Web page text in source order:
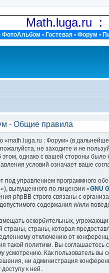
Math.luga.ru :
ФотоАльбом • Гостевая • Форум •
- Общие правила
«math.luga.ru : Форум» (в
не заходите и не
этом, однако с вашей стороны
условий означает ваше
управлением программного
выпущенного по лицензии «GNU
phpBB строго связаны с
содержания и/или
оскорбительных,
страны, которая
отключению от
такой политики. Вы
усмотрению. Как пользователь вы
ни администрация
к ней.